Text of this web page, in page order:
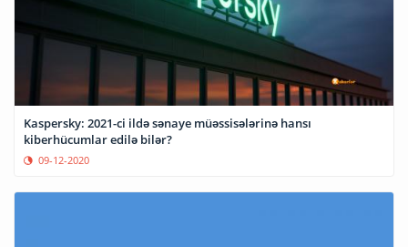
Kaspersky: 2021-ci ildə sənaye müəssisələrinə hansı
kiberhücumlar edilə bilər?
09-12-2020